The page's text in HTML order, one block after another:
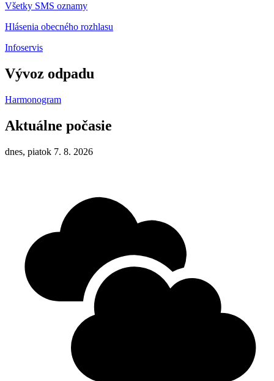
Všetky SMS oznamy
Hlásenia obecného rozhlasu
Infoservis
Vývoz odpadu
Harmonogram
Aktuálne počasie
dnes, piatok 7. 8. 2026